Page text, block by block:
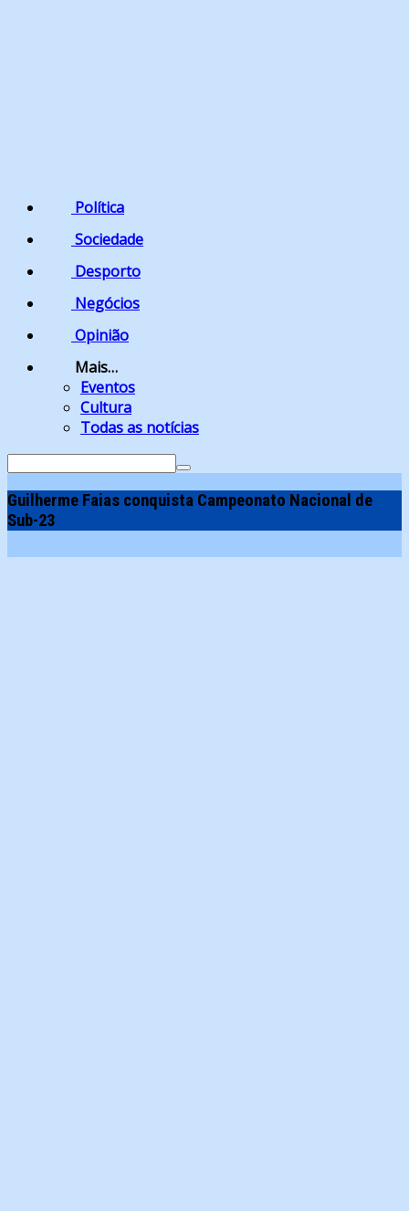
Política
Sociedade
Desporto
Negócios
Opinião
Mais…
Eventos
Cultura
Todas as notícias
Search
Guilherme Faias conquista Campeonato Nacional de
Sub-23